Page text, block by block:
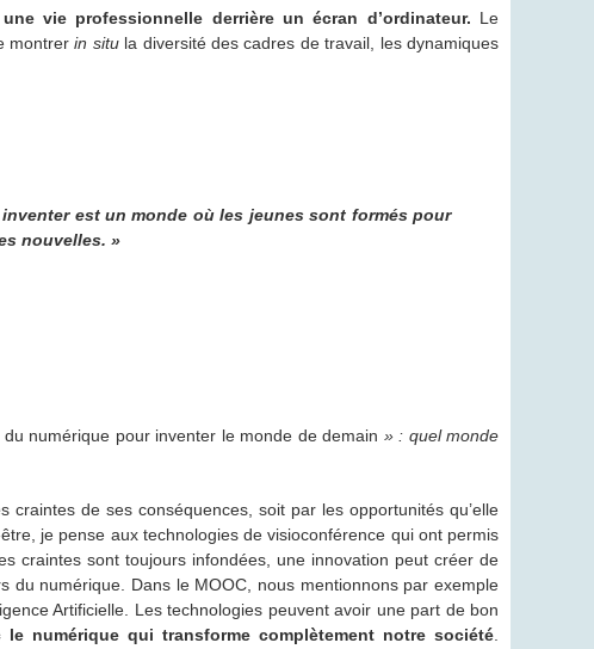
vie professionnelle derrière un écran d’ordinateur. Le
montrerin situla diversité des cadres de travail, les dynamiques
est un monde où les jeunes sont formés pour
nouvelles. »
du numérique pour inventer le monde de demain » : quel monde
de ses conséquences, soit par les opportunités qu’elle
je pense aux technologies de visioconférence qui ont permis
craintes sont toujours infondées, une innovation peut créer de
du numérique. Dans le MOOC, nous mentionnons par exemple
Artificielle. Les technologies peuvent avoir une part de bon
numérique qui transforme complètement notre société.